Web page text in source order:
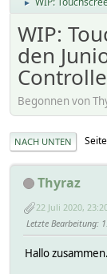
►
WIP:
den
Begonnen von
NACH UNTEN
Thyraz
22 Juli 2020,
Letzte Bearbeitung:
Hallo zusammen.